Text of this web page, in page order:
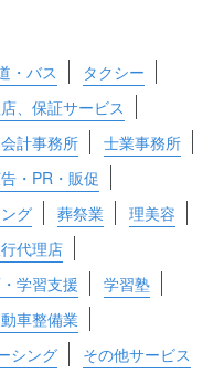
・バス
タクシー
、保証サービス
計事務所
士業事務所
・PR・販促
グ 葬祭業
理美容
代理店
学習支援
学習塾
車整備業
シング その他サービス